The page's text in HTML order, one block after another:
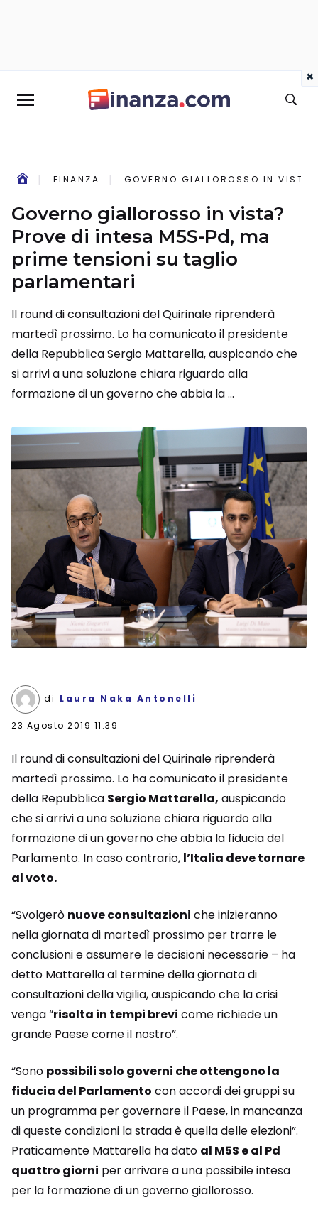
FINANZA GOVERNO GIALLOROSSO IN
Governo giallorosso in vista?
Prove di intesa M5S-Pd, ma
prime tensioni su taglio
parlamentari
Il round di consultazioni del Quirinale riprenderà
martedì prossimo. Lo ha comunicato il presidente
della Repubblica Sergio Mattarella, auspicando che
si arrivi a una soluzione chiara riguardo alla
formazione di un governo che abbia la ...
di Laura Naka Antonelli
23 Agosto 2019 11:39
Il round di consultazioni del Quirinale riprenderà
martedì prossimo. Lo ha comunicato il presidente
della Repubblica Sergio Mattarella, auspicando
che si arrivi a una soluzione chiara riguardo alla
formazione di un governo che abbia la fiducia del
Parlamento. In caso contrario, l’Italia deve tornare
al voto.
“Svolgerò nuove consultazioni che inizieranno
nella giornata di martedì prossimo per trarre le
conclusioni e assumere le decisioni necessarie – ha
detto Mattarella al termine della giornata di
consultazioni della vigilia, auspicando che la crisi
venga “risolta in tempi brevi come richiede un
grande Paese come il nostro”.
“Sono possibili solo governi che ottengono la
fiducia del Parlamento con accordi dei gruppi su
un programma per governare il Paese, in mancanza
di queste condizioni la strada è quella delle elezioni”.
Praticamente Mattarella ha dato al M5S e al Pd
quattro giorni per arrivare a una possibile intesa
per la formazione di un governo giallorosso.
×